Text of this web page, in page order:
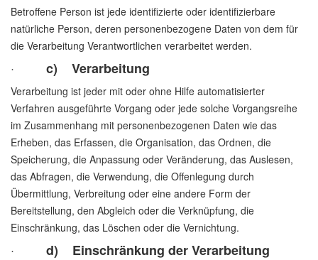
Betroffene Person ist jede identifizierte oder identifizierbare
natürliche Person, deren personenbezogene Daten von dem für
die Verarbeitung Verantwortlichen verarbeitet werden.
· c) Verarbeitung
Verarbeitung ist jeder mit oder ohne Hilfe automatisierter
Verfahren ausgeführte Vorgang oder jede solche Vorgangsreihe
im Zusammenhang mit personenbezogenen Daten wie das
Erheben, das Erfassen, die Organisation, das Ordnen, die
Speicherung, die Anpassung oder Veränderung, das Auslesen,
das Abfragen, die Verwendung, die Offenlegung durch
Übermittlung, Verbreitung oder eine andere Form der
Bereitstellung, den Abgleich oder die Verknüpfung, die
Einschränkung, das Löschen oder die Vernichtung.
· d) Einschränkung der Verarbeitung